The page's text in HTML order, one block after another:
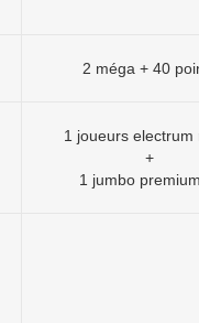
2 méga + 40 points
1 joueurs electrum
+
1 jumbo premium or